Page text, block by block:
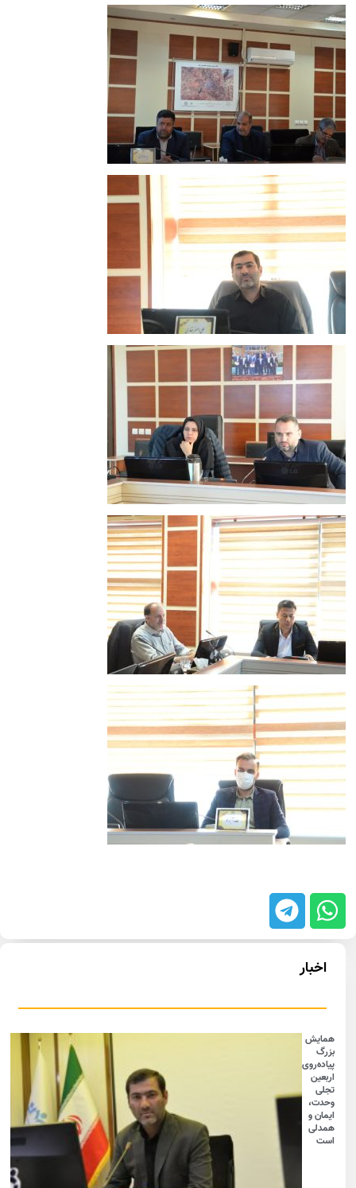
اخبار
همایش
بزرگ
پیاده‌روی
اربعین
تجلی
وحدت،
ایمان و
همدلی
است